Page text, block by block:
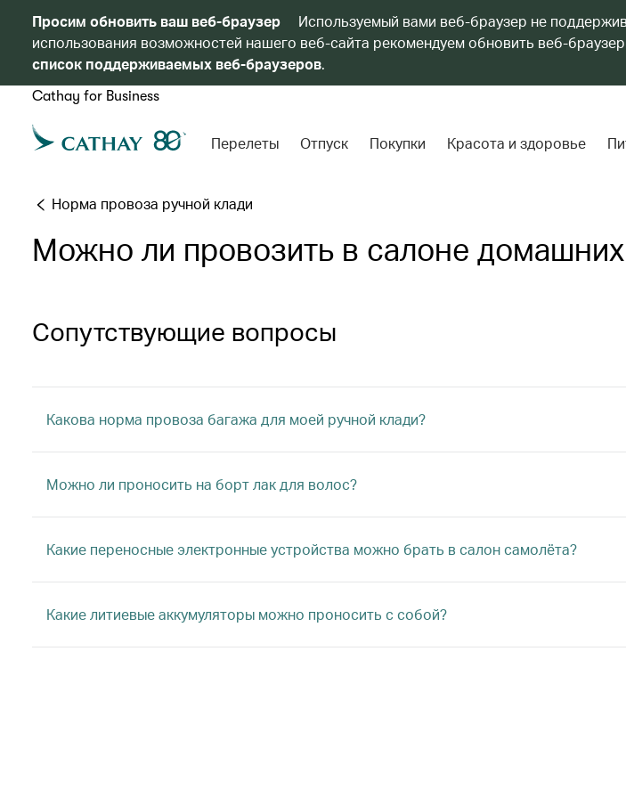
Просим обновить ваш веб-браузер
Используемый вами веб-браузер не
использования возможностей нашего веб-сайта рекомендуем обновить веб-
список поддерживаемых веб-браузеров.
Cathay for Business
Перелеты Отпуск Покупки Красота и здоровье
Норма провоза ручной клади
Можно ли провозить в салоне
Сопутствующие вопросы
Какова норма провоза багажа для моей ручной клади?
Можно ли проносить на борт лак для волос?
Какие переносные электронные устройства можно брать в салон самолёта?
Какие литиевые аккумуляторы можно проносить с собой?